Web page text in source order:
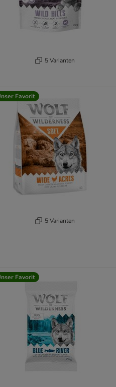
5 Varianten
Favorit
5 Varianten
Favorit